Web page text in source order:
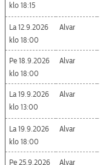
18:15
La 12.9.2026
18:00
Alvar
Pe 18.9.2026
18:00
Alvar
La 19.9.2026
13:00
Alvar
La 19.9.2026
18:00
Alvar
Pe 25.9.2026 Alvar